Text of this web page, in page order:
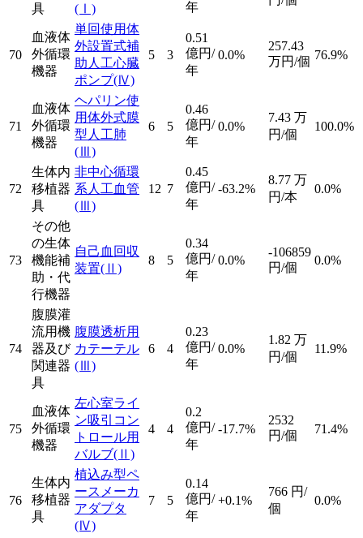
具 (Ⅰ) 年
70
血液体
外循環
機器
単回使用体
外設置式補
助人工心臓
ポンプ(Ⅳ)
5 3
0.51
億円/
年
0.0%
257.43
万円/個 76.9%
71
血液体
外循環
機器
ヘパリン使
用体外式膜
型人工肺
(Ⅲ)
6 5
0.46
億円/
年
0.0%
7.43 万
円/個
100.0%
72
生体内
移植器
具
非中心循環
系人工血管
(Ⅲ)
12 7
0.45
億円/
年
-63.2%
8.77 万
円/本
0.0%
73
その他
の生体
機能補
助・代
行機器
自己血回収
装置(Ⅱ)
8 5
0.34
億円/
年
0.0%
-106859
円/個
0.0%
74
腹膜灌
流用機
器及び
関連器
具
腹膜透析用
カテーテル
(Ⅲ)
6 4
0.23
億円/
年
0.0%
1.82 万
円/個
11.9%
75
血液体
外循環
機器
左心室ライ
ン吸引コン
トロール用
バルブ(Ⅱ)
4 4
0.2
億円/
年
-17.7%
2532
円/個
71.4%
76
生体内
移植器
具
植込み型ペ
ースメーカ
アダプタ
(Ⅳ)
7 5
0.14
億円/
年
+0.1%
766 円/
個
0.0%